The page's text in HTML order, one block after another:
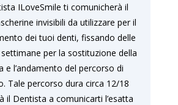
ILoveSmile ti comunicherà il
invisibili da utilizzare per il
dei tuoi denti, fissando delle
per la sostituzione della
e l’andamento del percorso di
Tale percorso dura circa 12/18
il Dentista a comunicarti l’esatta